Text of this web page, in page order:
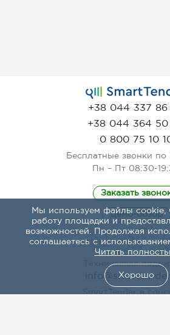
+38 044 337 86
+38 044 364 50
0 800 75 10
Бесплатные звонки по
Пн – Пт 08:30-
Заказать
Техническая
Демо-обзор
Мы используем файлы cookie,
работу площадки и
возможностей. Продолжая
соглашаетесь с
Читать
Хорошо